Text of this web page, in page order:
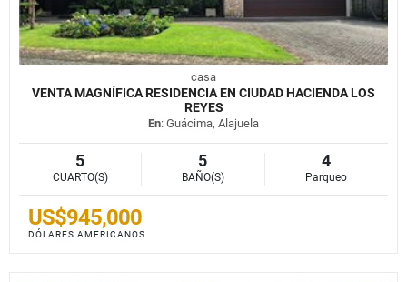
casa
VENTA MAGNÍFICA RESIDENCIA EN CIUDAD HACIENDA LOS
REYES
En: Guácima, Alajuela
5
CUARTO(S)
5
BAÑO(S)
4
Parqueo
US$945,000
DÓLARES AMERICANOS